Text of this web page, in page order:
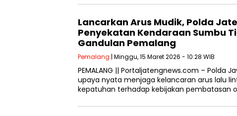
Lancarkan Arus Mudik, Polda
Penyekatan Kendaraan Sumbu
Gandulan Pemalang
Pemalang | Minggu, 15 Maret 2026 - 10:28 WIB
PEMALANG || Portaljatengnews.com – Polda
upaya nyata menjaga kelancaran arus lalu
kepatuhan terhadap kebijakan pembatasan